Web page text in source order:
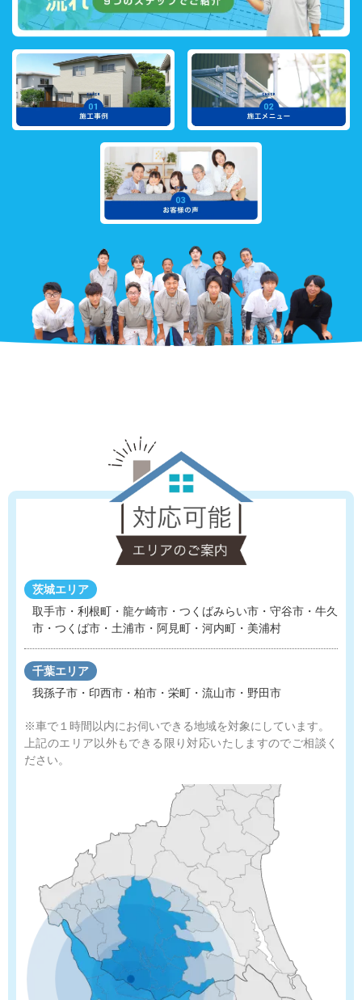
茨城エリア
取手市・利根町・龍ケ崎市・つくばみらい市・守谷市 ・ 牛久
市・つくば市・土浦市・阿見町・河内町・美浦村
千葉エリア
我孫子市・印西市・柏市・栄町・流山市・野田市
※車で１時間以内にお伺いできる地域を対象にしています。
上記のエリア以外もできる限り対応いたしますのでご相談く
ださい。